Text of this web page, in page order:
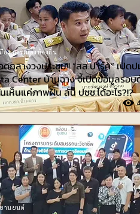
ดกลางวงประชุม!! “สส.ปาร์ค” เปิด
Center บ้านฉาง จี้เปิดข้อมูลรอบ
เห็นแค่ภาพฝัน ลั่น ปชช.ได้อะไร?!?
อง-การเมืองท้องถิ่น
านยนต์